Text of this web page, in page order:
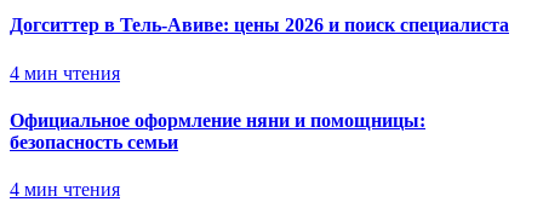
Догситтер в Тель-Авиве: цены 2026 и поиск специалиста
4 мин чтения
Официальное оформление няни и помощницы:
безопасность семьи
4 мин чтения